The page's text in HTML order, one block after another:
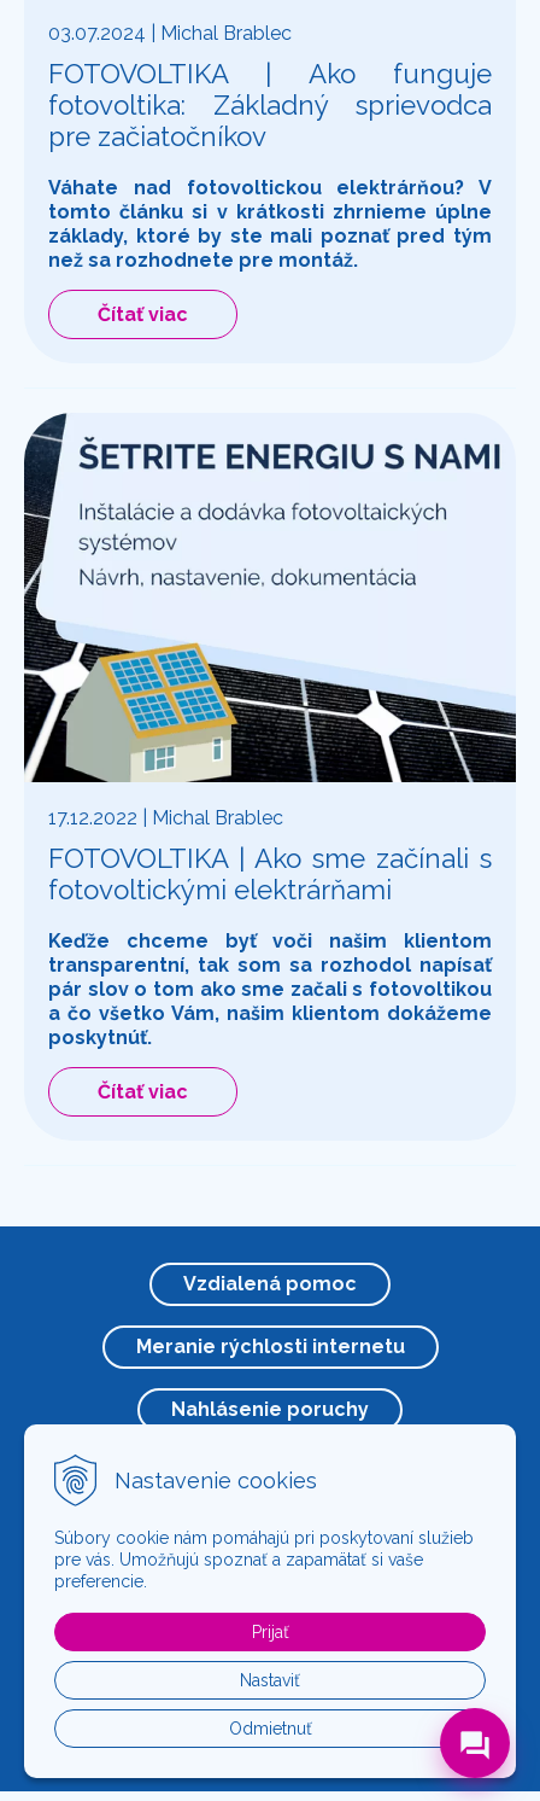
Nastavenie cookies
Súbory cookie nám pomáhajú pri poskytovaní služieb
pre vás. Umožňujú spoznať a zapamätať si vaše
preferencie.
Prijať
Nastaviť
Odmietnuť
03.07.2024 | Michal Brablec
FOTOVOLTIKA | Ako funguje
fotovoltika: Základný sprievodca
pre začiatočníkov
Váhate nad fotovoltickou elektrárňou? V
tomto článku si v krátkosti zhrnieme úplne
základy, ktoré by ste mali poznať pred tým
než sa rozhodnete pre montáž.
Čítať viac
17.12.2022 | Michal Brablec
FOTOVOLTIKA | Ako sme začínali s
fotovoltickými elektrárňami
Keďže chceme byť voči našim klientom
transparentní, tak som sa rozhodol napísať
pár slov o tom ako sme začali s fotovoltikou
a čo všetko Vám, našim klientom dokážeme
poskytnúť.
Čítať viac
Vzdialená pomoc
Meranie rýchlosti internetu
Nahlásenie poruchy
Zvolenská cesta 31, Lučenec
info@signal-code.sk
047/370 02 03
Sledujte nás na sociálnych sieťach:
forum